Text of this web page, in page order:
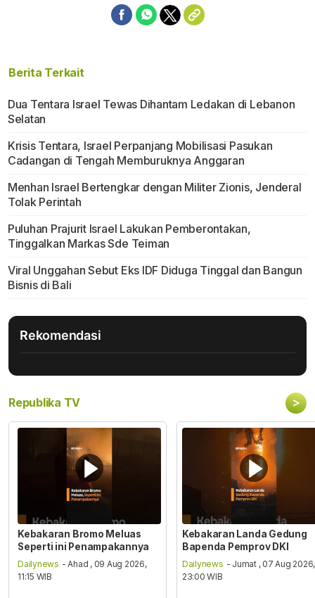
Berita Terkait
Dua Tentara Israel Tewas Dihantam Ledakan di Lebanon
Selatan
Krisis Tentara, Israel Perpanjang Mobilisasi Pasukan
Cadangan di Tengah Memburuknya Anggaran
Menhan Israel Bertengkar dengan Militer Zionis, Jenderal
Tolak Perintah
Puluhan Prajurit Israel Lakukan Pemberontakan,
Tinggalkan Markas Sde Teiman
Viral Unggahan Sebut Eks IDF Diduga Tinggal dan Bangun
Bisnis di Bali
Rekomendasi
Republika TV >
Kebakaran Bromo Meluas
Seperti ini Penampakannya
Dailynews - Ahad , 09 Aug 2026,
11:15 WIB
Kebakaran Landa Gedung
Bapenda Pemprov DKI
Dailynews - Jumat , 07 Aug 2026,
23:00 WIB